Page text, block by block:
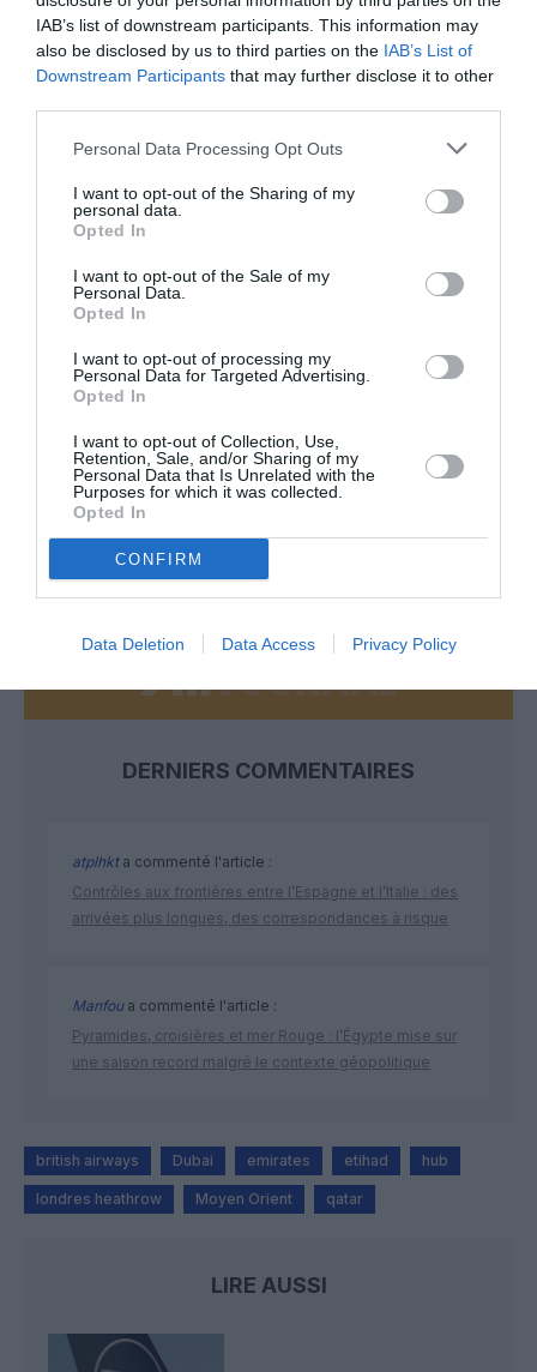
IAB’s list of downstream participants. This information may
also be disclosed by us to third parties on the IAB’s List of
Downstream Participants that may further disclose it to other
Personal Data Processing Opt Outs
I want to opt-out of the Sharing of my
personal data.
Opted In
I want to opt-out of the Sale of my
Personal Data.
Opted In
I want to opt-out of processing my
Personal Data for Targeted Advertising.
Opted In
I want to opt-out of Collection, Use,
Retention, Sale, and/or Sharing of my
Personal Data that Is Unrelated with the
Purposes for which it was collected.
Opted In
CONFIRM
Data Deletion Data Access Privacy Policy
FacebookTwitterPinterestLinkedInEmail Print
Aucun commentaire !
FAIRE UN DON
Soutenez Air Journal participez
à son
développement !
DERNIERS COMMENTAIRES
atplhkta commenté l'article :
Contrôles aux frontières entre l’Espagne et l’Italie : des
arrivées plus longues, des correspondances à risque
Manfoua commenté l'article :
Pyramides, croisières et mer Rouge : l’Égypte mise sur
une saison record malgré le contexte géopolitique
british airways Dubai emirates etihad hub
londres heathrow Moyen Orient qatar
LIRE AUSSI